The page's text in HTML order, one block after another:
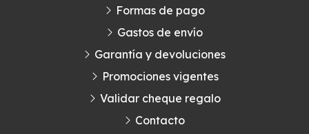
Formas de pago
Gastos de envío
Garantía y devoluciones
Promociones vigentes
Validar cheque regalo
Contacto